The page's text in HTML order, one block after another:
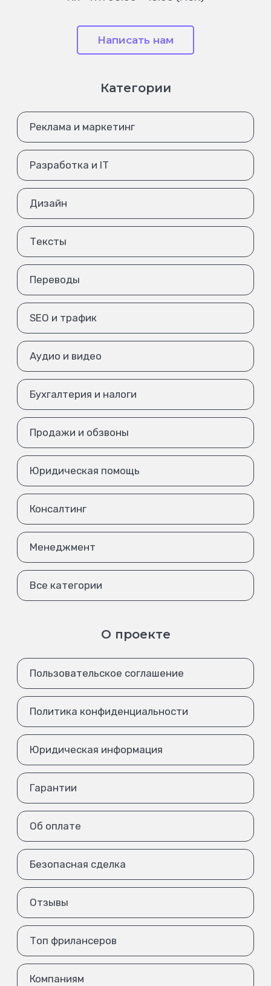
Написать нам
Категории
Реклама и маркетинг
Разработка и IT
Дизайн
Тексты
Переводы
SEO и трафик
Аудио и видео
Бухгалтерия и налоги
Продажи и обзвоны
Юридическая помощь
Консалтинг
Менеджмент
Все категории
О проекте
Пользовательское соглашение
Политика конфиденциальности
Юридическая информация
Гарантии
Об оплате
Безопасная сделка
Отзывы
Топ фрилансеров
Компаниям